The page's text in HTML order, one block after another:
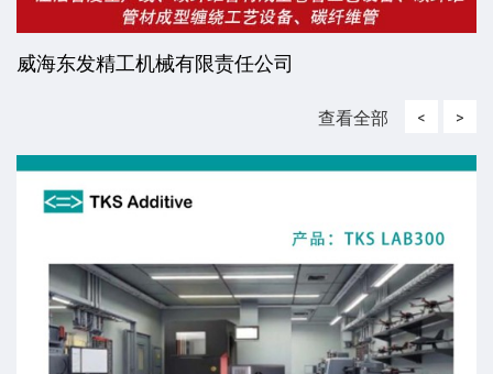
威海东发精工机械有限责任公司
查看全部 < >